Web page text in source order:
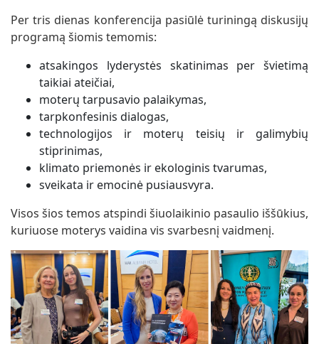
Per tris dienas konferencija pasiūlė turiningą diskusijų
programą šiomis temomis:
atsakingos lyderystės skatinimas per švietimą
taikiai ateičiai,
moterų tarpusavio palaikymas,
tarpkonfesinis dialogas,
technologijos ir moterų teisių ir galimybių
stiprinimas,
klimato priemonės ir ekologinis tvarumas,
sveikata ir emocinė pusiausvyra.
Visos šios temos atspindi šiuolaikinio pasaulio iššūkius,
kuriuose moterys vaidina vis svarbesnį vaidmenį.